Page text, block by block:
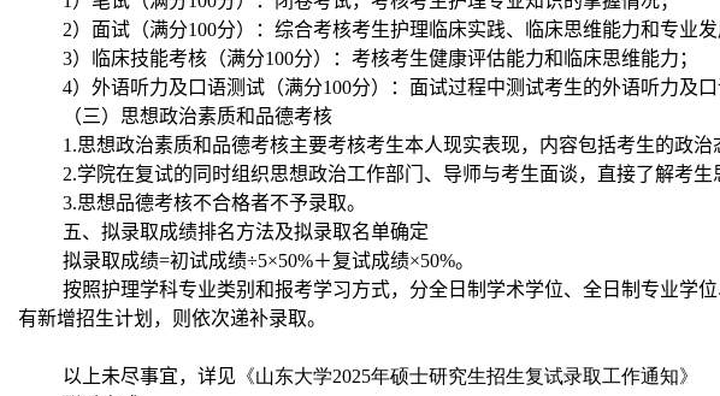
2）面试（满分100分）：综合考核考生护理临床实践、临床思维能力和专业发
3）临床技能考核（满分100分）：考核考生健康评估能力和临床思维能力；
4）外语听力及口语测试（满分100分）：面试过程中测试考生的外语听力及口
（三）思想政治素质和品德考核
1.思想政治素质和品德考核主要考核考生本人现实表现，内容包括考生的政
2.学院在复试的同时组织思想政治工作部门、导师与考生面谈，直接了解考
3.思想品德考核不合格者不予录取。
五、拟录取成绩排名方法及拟录取名单确定
拟录取成绩=初试成绩÷5×50%＋复试成绩×50%。
按照护理学科专业类别和报考学习方式，分全日制学术学位、全日制专业学
有新增招生计划，则依次递补录取。
以上未尽事宜，详见 《山东大学2025年硕士研究生招生复试录取工作通知》